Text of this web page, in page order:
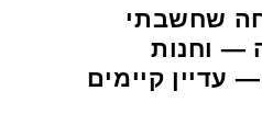
שחשבתי
— וחנות
עדיין קיימים